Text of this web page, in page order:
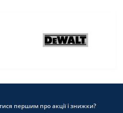
першим про акції і знижки?